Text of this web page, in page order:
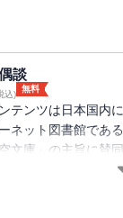
談
込)
無料
テンツは日本国内
ネット図書館であ
空文庫」の主旨に賛
注釈等が追記されて